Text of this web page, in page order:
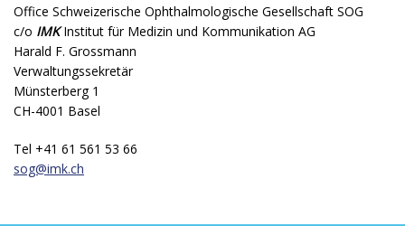
Office Schweizerische Ophthalmologische Gesellschaft SOG
c/o IMKInstitut für Medizin und Kommunikation AG
Harald F. Grossmann
Verwaltungssekretär
Münsterberg 1
CH-4001 Basel
Tel +41 61 561 53 66
sog@imk.ch